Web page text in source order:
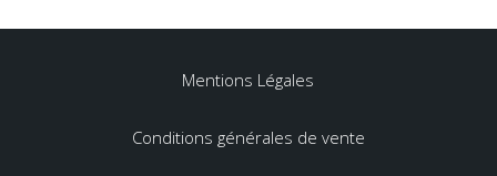
Mentions Légales
Conditions générales de vente